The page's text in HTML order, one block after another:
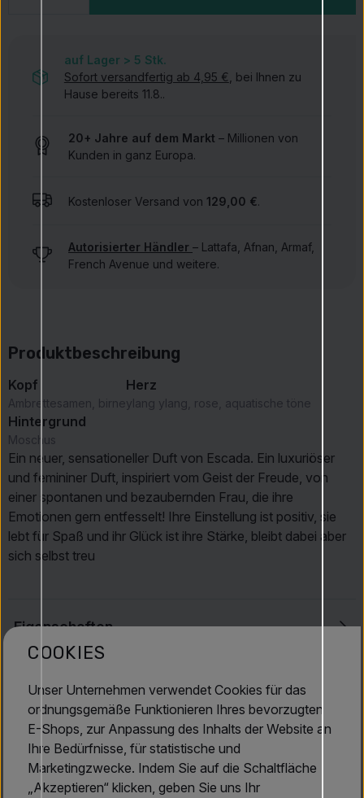
auf Lager > 5 Stk.
Sofort versandfertig ab 4,95 €
, bei Ihnen zu
Hause bereits 11.8..
20+ Jahre auf dem Markt – Millionen von
Kunden in ganz Europa.
Kostenloser Versand von 129,00 €.
Autorisierter Händler – Lattafa, Afnan, Armaf,
French Avenue und weitere.
Produktbeschreibung
Kopf
Ambrettesamen, birne
Herz
ylang ylang, rose, aquatische töne
Hintergrund
Moschus
Ein neuer, sensationeller Duft von Escada. Ein luxuriöser
und femininer Duft, inspiriert vom Geist der Freude, von
einer spontanen und bezaubernden Frau, die ihre
Emotionen gern entfesselt! Ihre Einstellung ist positiv, sie
lebt für Spaß und ihr Glück ist ihre Stärke, bleibt dabei aber
sich selbst treu
Eigenschaften
Escada
Bewertungen 4.6 (71)
COOKIES
Unser Unternehmen verwendet Cookies für das
ordnungsgemäße Funktionieren Ihres bevorzugten
E-Shops, zur Anpassung des Inhalts der Website an
Ihre Bedürfnisse, für statistische und
Marketingzwecke. Indem Sie auf die Schaltfläche
„Akzeptieren“ klicken, geben Sie uns Ihr